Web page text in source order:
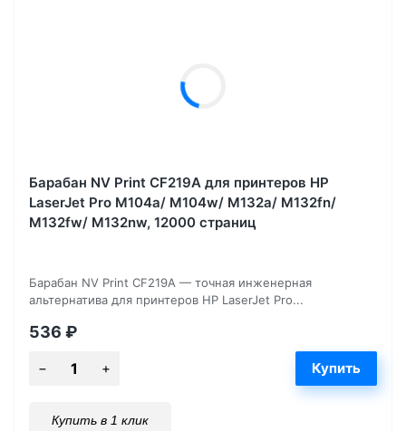
Барабан NV Print CF219A для принтеров HP
LaserJet Pro M104a/ M104w/ M132a/ M132fn/
M132fw/ M132nw, 12000 страниц
Барабан NV Print CF219A — точная инженерная
альтернатива для принтеров HP LaserJet Pro...
536 ₽
Купить в 1 клик